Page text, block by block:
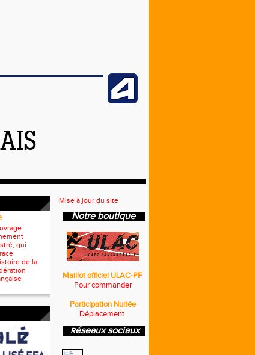
qui
de la
Mise à jour du site
Notre boutique
Maillot officiel ULAC-PF
Pour commander
Participation Nuitée
Déplacement
Réseaux sociaux